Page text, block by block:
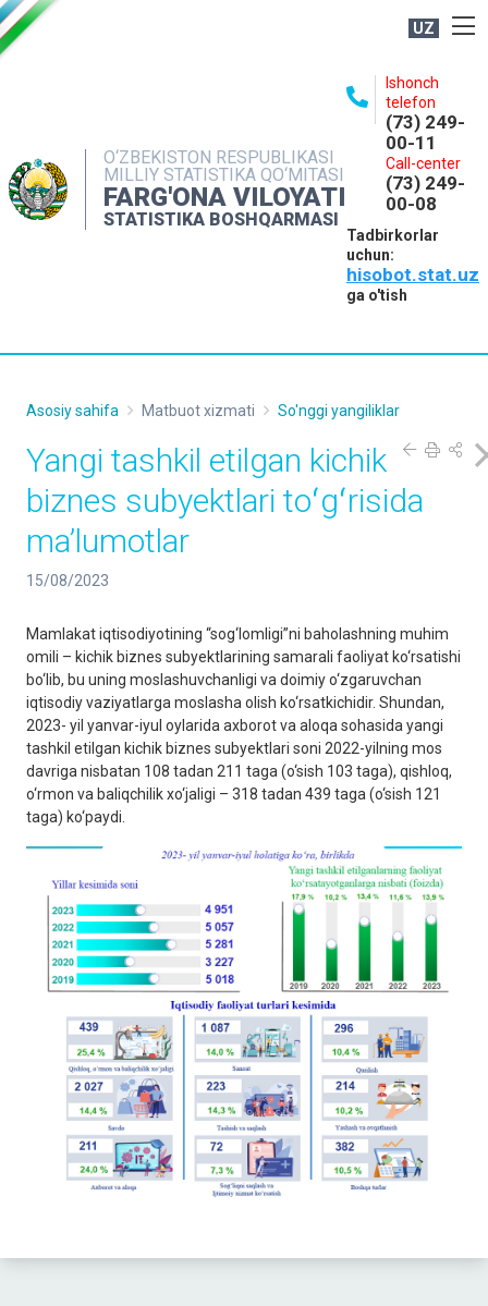
UZ
O‘ZBEKISTON RESPUBLIKASI
MILLIY STATISTIKA QO‘MITASI
FARG'ONA VILOYATI
STATISTIKA BOSHQARMASI
Ishonch
telefon
(73) 249-
00-11
Call-center
(73) 249-
00-08
Tadbirkorlar
uchun:
hisobot.stat.uz
ga o'tish
NASHRLAR
INTERAKTIV XIZMATLAR
MATBUOT XIZMATI
Asosiy sahifa Matbuot xizmati So'nggi yangiliklar
Yangi tashkil etilgan kichik
biznes subyektlari toʻgʻrisida
maʼlumotlar
15/08/2023
Mamlakat iqtisodiyotining “sog‘lomligi”ni baholashning muhim
omili – kichik biznes subyektlarining samarali faoliyat ko‘rsatishi
bo‘lib, bu uning moslashuvchanligi va doimiy o‘zgaruvchan
iqtisodiy vaziyatlarga moslasha olish ko‘rsatkichidir. Shundan,
2023- yil yanvar-iyul oylarida axborot va aloqa sohasida yangi
tashkil etilgan kichik biznes subyektlari soni 2022-yilning mos
davriga nisbatan 108 tadan 211 taga (o‘sish 103 taga), qishloq,
o‘rmon va baliqchilik xo‘jaligi – 318 tadan 439 taga (o‘sish 121
taga) ko‘paydi.